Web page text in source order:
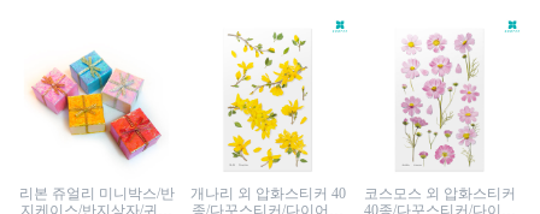
리본 쥬얼리 미니박스/반
지케이스/반지상자/귀걸
개나리 외 압화스티커 40
종/다꾸스티커/다이어리
코스모스 외 압화스티커
40종/다꾸스티커/다이어